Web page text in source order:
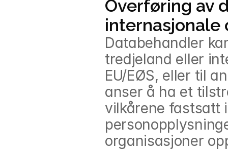
Overføring av
internasjonale
Databehandler
tredjeland eller
EU/EØS, eller til
anser å ha et
vilkårene fastsatt
organisasjoner